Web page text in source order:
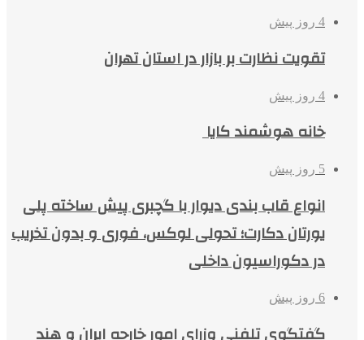
4 روز پیش
تقویت نظارت بر بازار در استان تهران
4 روز پیش
خانه هوشمند کایا
5 روز پیش
انواع قاب بندی دیوار با گچبری پیش ساخته پلی
یورتان دکارت؛ تحولی لوکس، فوری و بدون تخریب
در دکوراسیون داخلی
6 روز پیش
گفتگوی تلفنی وزرای امور خارجه ایران و هند